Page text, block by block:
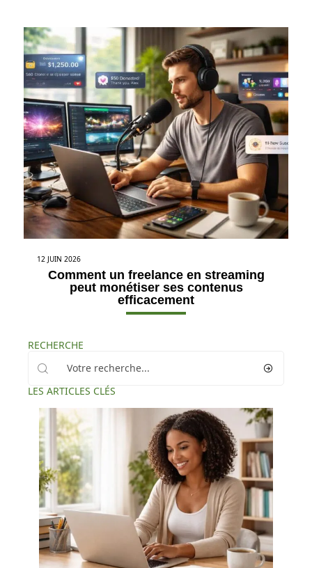
12 JUIN 2026
Comment un freelance en streaming
peut monétiser ses contenus
efficacement
RECHERCHE
LES ARTICLES CLÉS